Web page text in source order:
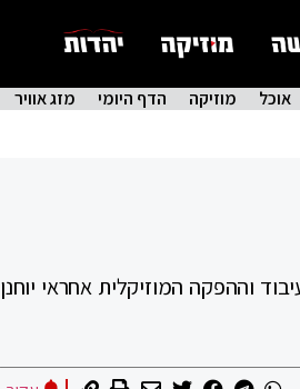
אוכל מוזיקה הדף היומי מזג אוויר
וההפקה המוזיקלית אחראי יוחנן